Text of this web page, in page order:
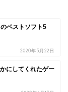
ベストソフト5
2020年5月22日
にしてくれたゲー